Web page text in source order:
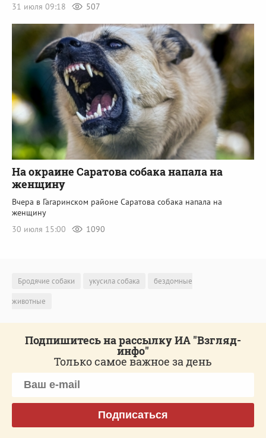
31 июля 09:18
507
На окраине Саратова собака напала на
женщину
Вчера в Гагаринском районе Саратова собака напала на
женщину
30 июля 15:00
1090
Бродячие собаки укусила собака
бездомные
животные
Подпишитесь на рассылку ИА "Взгляд-
инфо"
Только самое важное за день
Подписаться